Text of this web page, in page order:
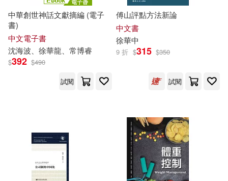
周華友(1)
國立臺灣傳統藝術總處籌備處傳統
夏琳(1)
夏雲峰，聞雲呈，徐華，吳道文(1)
姜怡鄧(1)
電子科技大學出版社(3)
上海人民出版社(2)
上海文化出版社(2)
中國旅游出版社(2)
中國紡織出版社(2)
中華創世神話文獻摘編 (電子
書)
中文電子書
沈海波、 徐華龍、常博睿
$392 $490
試閱
傅山評點方法新論
中文書
徐華中
9 折 $315 $350
試閱